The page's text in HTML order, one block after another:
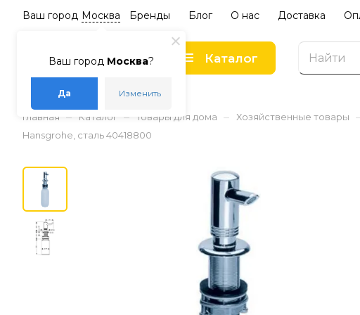
Ваш город Москва?
Да Изменить
Ваш город Москва Бренды Блог О нас Доставка
Каталог
Главная – Каталог – Товары для дома – Хозяйственные товары
Hansgrohe, сталь 40418800